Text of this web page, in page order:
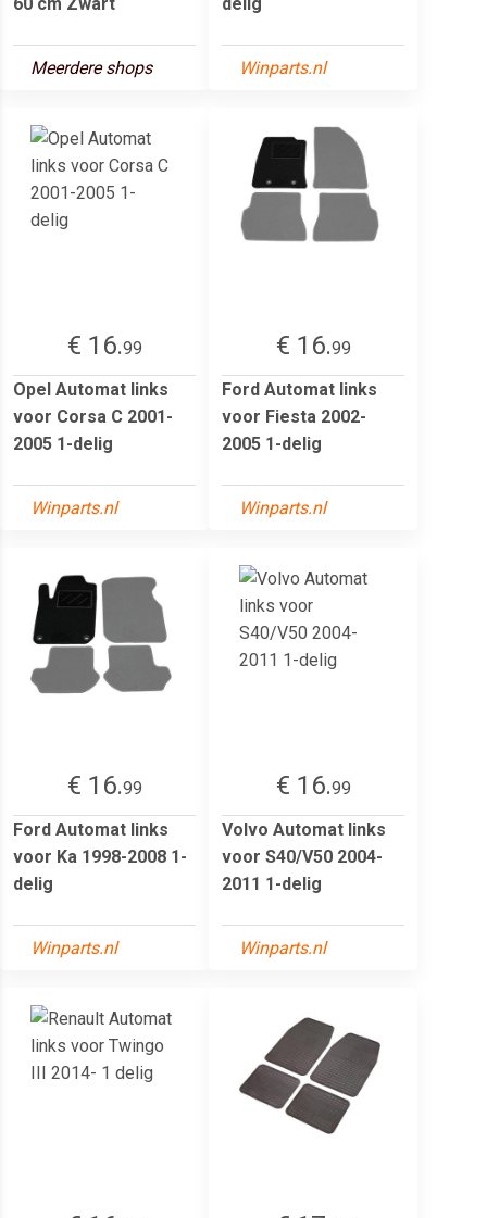
Meerdere shops Winparts.nl
€ 16.99
Opel Automat links
voor Corsa C 2001-
2005 1-delig
Winparts.nl
€ 16.99
Ford Automat links
voor Fiesta 2002-
2005 1-delig
Winparts.nl
€ 16.99
Ford Automat links
voor Ka 1998-2008 1-
delig
Winparts.nl
€ 16.99
Volvo Automat links
voor S40/V50 2004-
2011 1-delig
Winparts.nl